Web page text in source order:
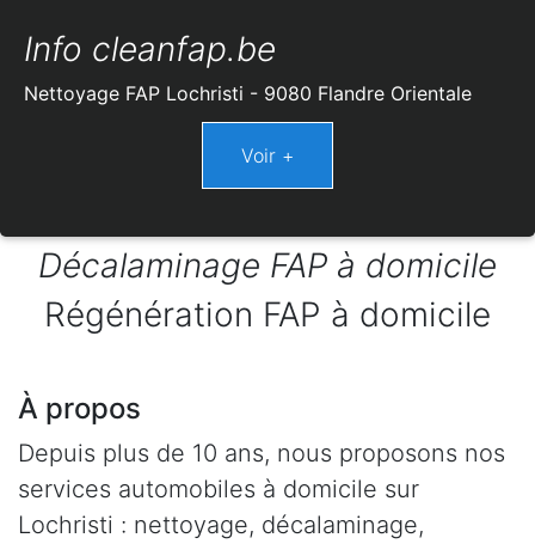
Info cleanfap.be
Nettoyage FAP Lochristi - 9080 Flandre Orientale
Décalaminage FAP à domicile
Régénération FAP à domicile
À propos
Depuis plus de 10 ans, nous proposons nos
services automobiles à domicile sur
Lochristi : nettoyage, décalaminage,